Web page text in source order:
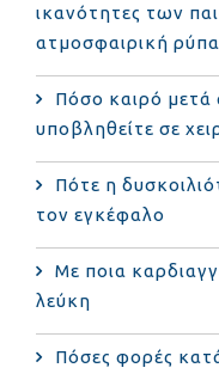
ικανότητες των
ατμοσφαιρική
Πόσο καιρό μετά
υποβληθείτε σε
Πότε η
τον εγκέφαλο
Με ποια
λεύκη
Πόσες φορές